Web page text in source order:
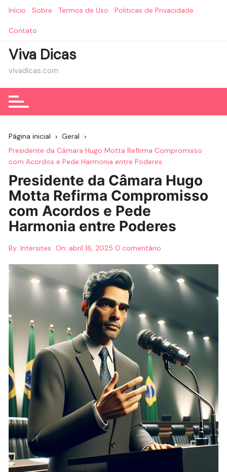
Início Sobre Termos de Uso Politicas de Privacidade
Contato
Viva Dicas
vivadicas.com
Página inicial
Geral
Presidente da Câmara Hugo Motta Refirma Compromisso
com Acordos e Pede Harmonia entre Poderes
Presidente da Câmara Hugo
Motta Refirma Compromisso
com Acordos e Pede
Harmonia entre Poderes
By: Intersites On: abril 16, 2025 0 comentário